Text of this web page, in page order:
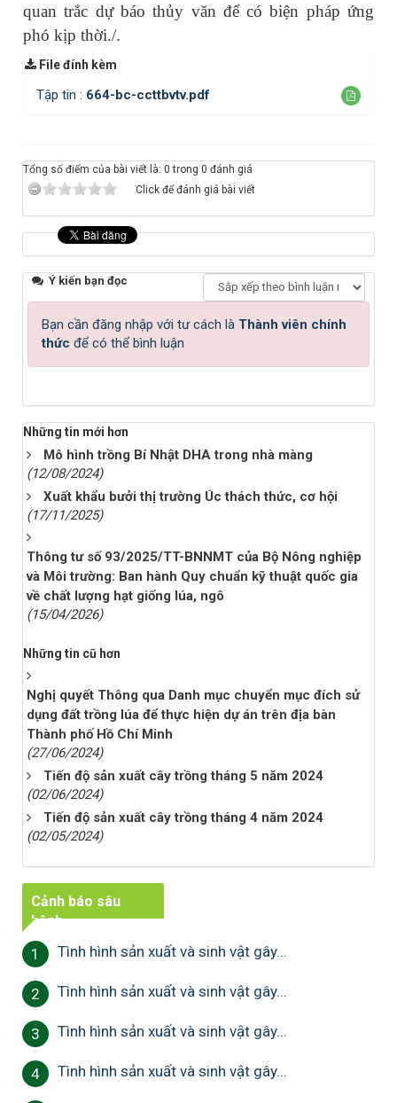
quan trắc dự báo thủy văn để có biện pháp ứng
phó kịp thời./.
File đính kèm
Tập tin : 664-bc-ccttbvtv.pdf
Tổng số điểm của bài viết là: 0 trong 0 đánh giá
Click để đánh giá bài viết
Ý kiến bạn đọc
Bạn cần đăng nhập với tư cách là Thành viên chính
thức để có thể bình luận
Những tin mới hơn
Mô hình trồng Bí Nhật DHA trong nhà màng
(12/08/2024)
Xuất khẩu bưởi thị trường Úc thách thức, cơ hội
(17/11/2025)
Thông tư số 93/2025/TT-BNNMT của Bộ Nông nghiệp
và Môi trường: Ban hành Quy chuẩn kỹ thuật quốc gia
về chất lượng hạt giống lúa, ngô
(15/04/2026)
Những tin cũ hơn
Nghị quyết Thông qua Danh mục chuyển mục đích sử
dụng đất trồng lúa để thực hiện dự án trên địa bàn
Thành phố Hồ Chí Minh
(27/06/2024)
Tiến độ sản xuất cây trồng tháng 5 năm 2024
(02/06/2024)
Tiến độ sản xuất cây trồng tháng 4 năm 2024
(02/05/2024)
Cảnh báo sâu
bệnh
1 Tình hình sản xuất và sinh vật gây...
2 Tình hình sản xuất và sinh vật gây...
3 Tình hình sản xuất và sinh vật gây...
4 Tình hình sản xuất và sinh vật gây...